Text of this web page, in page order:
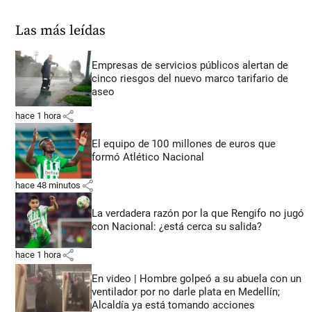
Las más leídas
Empresas de servicios públicos alertan de
cinco riesgos del nuevo marco tarifario de
aseo
hace 1 hora share
El equipo de 100 millones de euros que
formó Atlético Nacional
hace 48 minutos share
La verdadera razón por la que Rengifo no jugó
con Nacional: ¿está cerca su salida?
hace 1 hora share
En video | Hombre golpeó a su abuela con un
ventilador por no darle plata en Medellín;
Alcaldía ya está tomando acciones